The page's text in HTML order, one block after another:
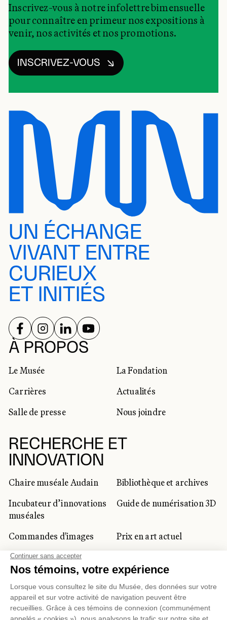
Inscrivez-vous à notre infolettre bimensuelle
pour connaître en primeur nos expositions à
venir, nos activités et nos promotions.
INSCRIVEZ-VOUS
UN ÉCHANGE
VIVANT ENTRE
CURIEUX
ET INITIÉS
À PROPOS
Le Musée
La Fondation
Carrières
Actualités
Salle de presse
Nous joindre
RECHERCHE ET
INNOVATION
Chaire muséale Audain
Bibliothèque et archives
Incubateur d’innovations
muséales
Guide de numérisation 3D
Commandes d'images
Prix en art actuel
Prix Lynne-Cohen
CLIENTÈLE CORPORATIVE
ET PRIVÉE
RÉSEAUX SOCIAUX
SUIVEZ-NOUS SUR
SUIVEZ-NOUS SUR
SUIVEZ-NOUS SUR
SUIVEZ-NOUS SUR